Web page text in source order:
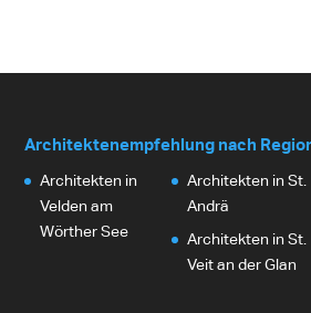
Architektenempfehlung nach
Architekten in
Velden am
Wörther See
Architekten in St.
Andrä
Architekten in St.
Veit an der Glan